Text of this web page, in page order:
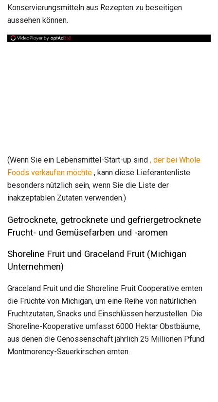
Konservierungsmitteln aus Rezepten zu beseitigen
aussehen können.
(Wenn Sie ein Lebensmittel-Start-up sind , der bei Whole
Foods verkaufen möchte , kann diese Lieferantenliste
besonders nützlich sein, wenn Sie die Liste der
inakzeptablen Zutaten verwenden.)
Getrocknete, getrocknete und gefriergetrocknete
Frucht- und Gemüsefarben und -aromen
Shoreline Fruit und Graceland Fruit (Michigan
Unternehmen)
Graceland Fruit und die Shoreline Fruit Cooperative ernten
die Früchte von Michigan, um eine Reihe von natürlichen
Fruchtzutaten, Snacks und Einschlüssen herzustellen. Die
Shoreline-Kooperative umfasst 6000 Hektar Obstbäume,
aus denen die Genossenschaft jährlich 25 Millionen Pfund
Montmorency-Sauerkirschen ernten.